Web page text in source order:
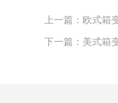
上一篇：欧式箱
下一篇：美式箱